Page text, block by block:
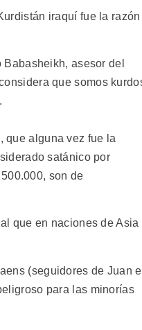
iraquí fue la razón
asesor del
que somos
que alguna vez fue la
satánico por
son de
que en naciones de Asia
(seguidores de Juan
para las minorías